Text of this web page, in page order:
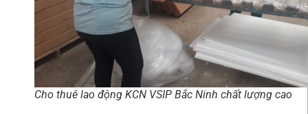
Cho thuê lao động KCN VSIP Bắc Ninh chất lượng cao